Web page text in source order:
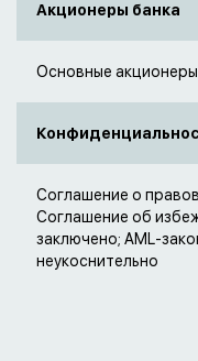
Акционеры банка
Основные
Соглашение о
Соглашение об
заключено; AML-
неукоснительно